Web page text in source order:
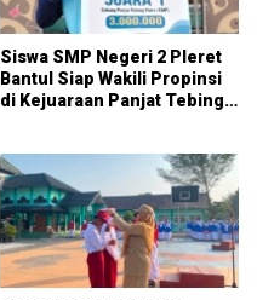
Siswa SMP Negeri 2 Pleret
Bantul Siap Wakili Propinsi
di Kejuaraan Panjat Tebing